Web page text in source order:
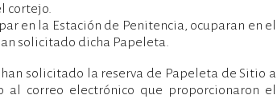
cortejo.
en la Estación de Penitencia, ocuparan en el
solicitado dicha Papeleta.
solicitado la reserva de Papeleta de Sitio a
correo electrónico que proporcionaron el